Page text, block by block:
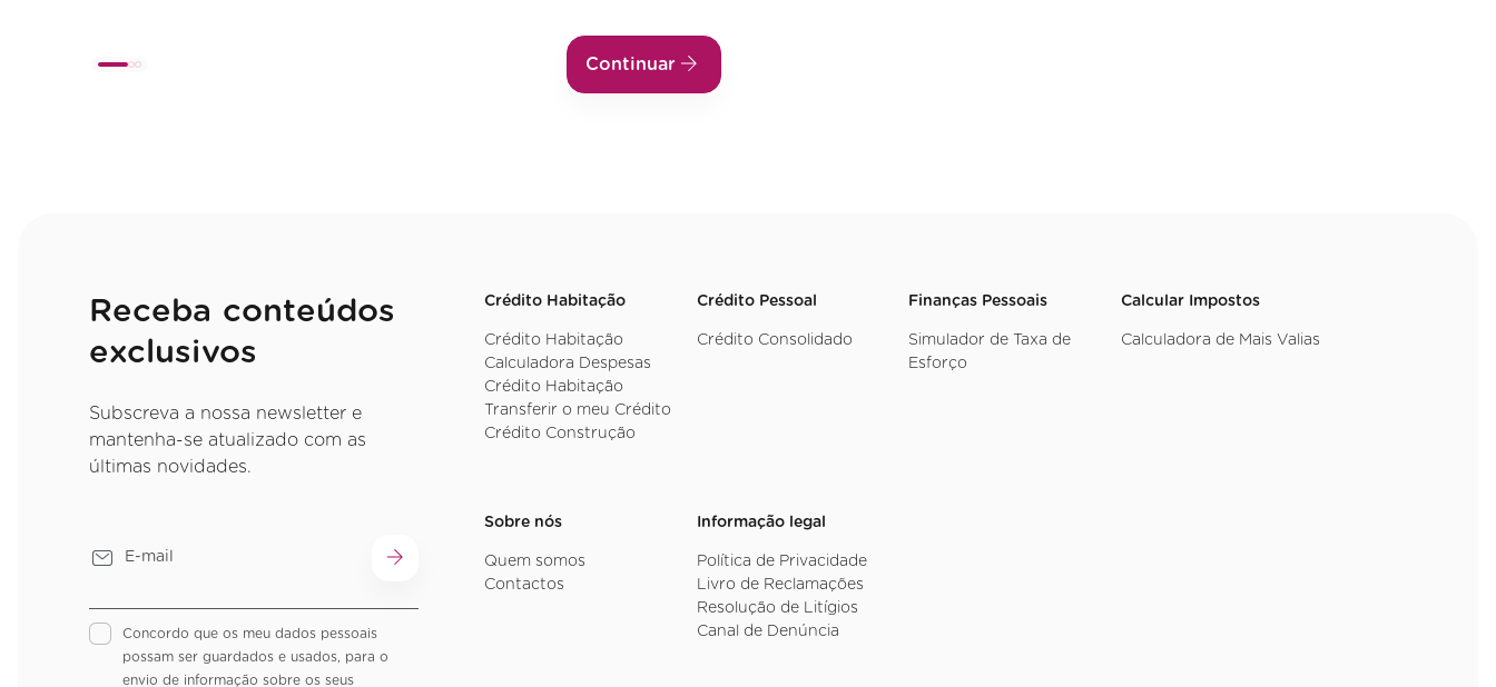
Continuar
Receba conteúdos
exclusivos
Subscreva a nossa newsletter e
mantenha-se atualizado com as
últimas novidades.
Concordo que os meu dados pessoais
possam ser guardados e usados, para o
envio de informação sobre os seus
Crédito Habitação
Crédito Habitação
Calculadora Despesas
Crédito Habitação
Transferir o meu Crédito
Crédito Construção
Crédito Pessoal
Crédito Consolidado
Finanças Pessoais
Simulador de Taxa de
Esforço
Calcular Impostos
Calculadora de Mais Valias
Sobre nós
Quem somos
Contactos
Informação legal
Política de Privacidade
Livro de Reclamações
Resolução de Litígios
Canal de Denúncia